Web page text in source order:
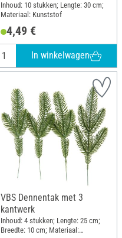
Inhoud: 10 stukken; Lengte: 30 cm;
Materiaal: Kunststof
4,49 €
In winkelwagen
VBS Dennentak met 3
kantwerk
Inhoud: 4 stukken; Lengte: 25 cm;
Breedte: 10 cm; Materiaal: